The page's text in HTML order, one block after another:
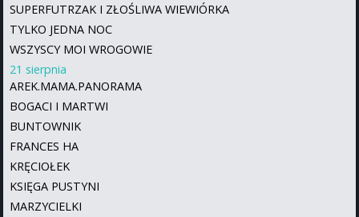
SUPERFUTRZAK I ZŁOŚLIWA WIEWIÓRKA
TYLKO JEDNA NOC
WSZYSCY MOI WROGOWIE
21 sierpnia
AREK.MAMA.PANORAMA
BOGACI I MARTWI
BUNTOWNIK
FRANCES HA
KRĘCIOŁEK
KSIĘGA PUSTYNI
MARZYCIELKI